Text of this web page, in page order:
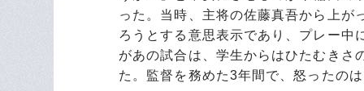
った。当時、主将の佐藤真吾から上
ろうとする意思表示であり、プレー中
があの試合は、学生からはひたむきさ
た。監督を務めた3年間で、怒ったの